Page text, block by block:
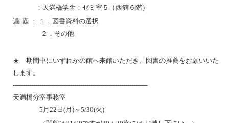
：天満橋学舎：ゼミ室５（西館６階）
議 題 ： １．図書資料の選択
２．その他
★ 期間中にいずれかの館へ来館いただき、図書の推薦をお願いいた
します。
------------------------------------------------------------------
天満橋分室事務室
5月22日(月)～5/30(火)